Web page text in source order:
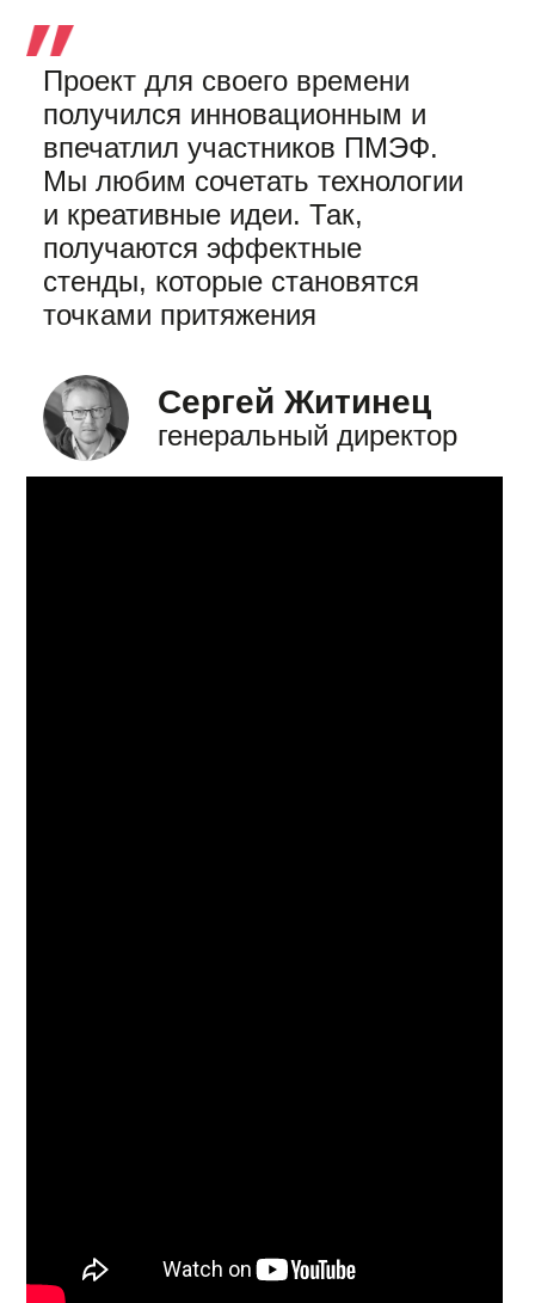
Проект для своего времени
получился инновационным и
впечатлил участников ПМЭФ.
Мы любим сочетать технологии
и креативные идеи. Так,
получаются эффектные
стенды, которые становятся
точками притяжения
Сергей Житинец
генеральный директор